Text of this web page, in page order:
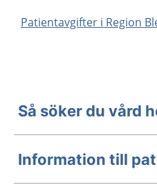
Patientavgifter i Region
Så söker du vård
Information till